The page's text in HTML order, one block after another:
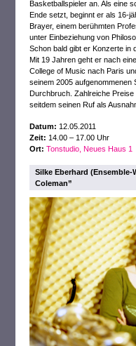
Basketballspieler an. Als eine
Ende setzt, beginnt er als 16-
Brayer, einem berühmten
unter Einbeziehung von
Schon bald gibt er Konzerte in
Mit 19 Jahren geht er nach
College of Music nach Paris
seinem 2005 aufgenommenen
Durchbruch. Zahlreiche
seitdem seinen Ruf als
Datum: 12.05.2011
Zeit: 14.00 – 17.00 Uhr
Ort: Tonstudio, Neues Haus 1
Silke Eberhard
Coleman”